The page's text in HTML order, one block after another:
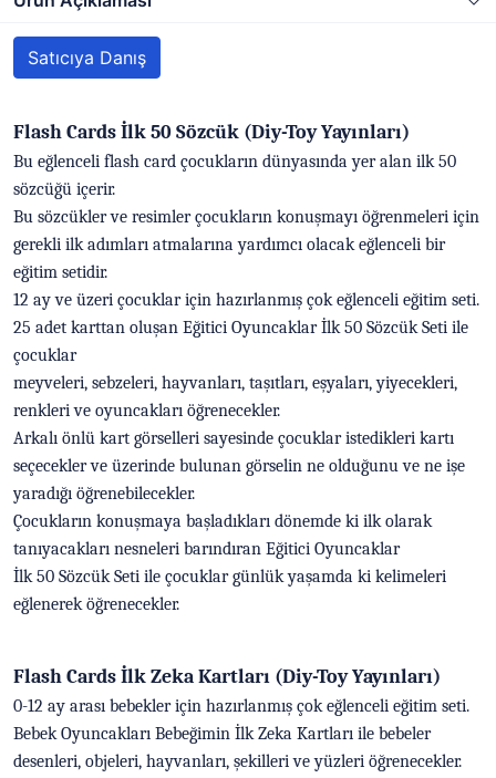
Satıcıya Danış
Flash Cards İlk 50 Sözcük (Diy-Toy Yayınları)
Bu eğlenceli flash card çocukların dünyasında yer alan ilk 50
sözcüğü içerir.
Bu sözcükler ve resimler çocukların konuşmayı öğrenmeleri için
gerekli ilk adımları atmalarına yardımcı olacak eğlenceli bir
eğitim setidir.
12 ay ve üzeri çocuklar için hazırlanmış çok eğlenceli eğitim seti.
25 adet karttan oluşan Eğitici Oyuncaklar İlk 50 Sözcük Seti ile
çocuklar
meyveleri, sebzeleri, hayvanları, taşıtları, eşyaları, yiyecekleri,
renkleri ve oyuncakları öğrenecekler.
Arkalı önlü kart görselleri sayesinde çocuklar istedikleri kartı
seçecekler ve üzerinde bulunan görselin ne olduğunu ve ne işe
yaradığı öğrenebilecekler.
Çocukların konuşmaya başladıkları dönemde ki ilk olarak
tanıyacakları nesneleri barındıran Eğitici Oyuncaklar
İlk 50 Sözcük Seti ile çocuklar günlük yaşamda ki kelimeleri
eğlenerek öğrenecekler.
Flash Cards İlk Zeka Kartları (Diy-Toy Yayınları)
0-12 ay arası bebekler için hazırlanmış çok eğlenceli eğitim seti.
Bebek Oyuncakları Bebeğimin İlk Zeka Kartları ile bebeler
desenleri, objeleri, hayvanları, şekilleri ve yüzleri öğrenecekler.